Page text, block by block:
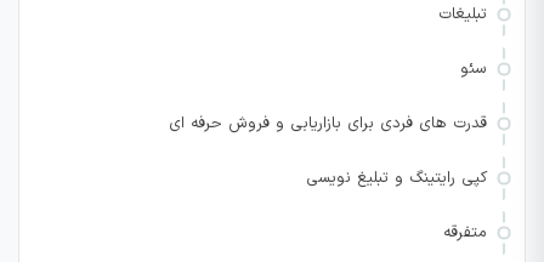
تبلیغات
سئو
قدرت های فردی برای بازاریابی و فروش حرفه ای
کپی رایتینگ و تبلیغ نویسی
متفرقه